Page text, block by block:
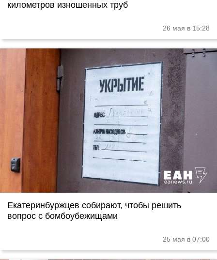
километров изношенных труб
26 мая в 15:28
Екатеринбуржцев собирают, чтобы решить
вопрос с бомбоубежищами
25 мая в 07:00